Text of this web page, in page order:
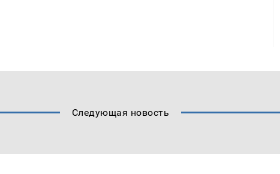
Следующая новость